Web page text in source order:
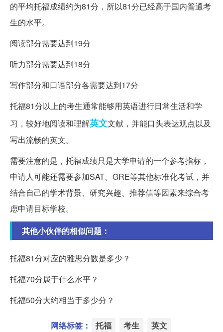
的平均托福成绩约为81分，所以81分已经高于国内普通考
生的水平。
阅读部分需要达到19分
听力部分需要达到18分
写作部分和口语部分各需要达到17分
托福81分以上的考生通常能够用英语进行日常生活和学
习，较好地阅读和理解英文文献，并能口头表达观点以及
写出流畅的英文。
需要注意的是，托福成绩只是大学申请的一个参考指标，
申请人可能还需要参加SAT、GRE等其他标准化考试，并
结合自己的学术背景、研究兴趣、推荐信等因素来综合考
虑申请目标学校。
其他小伙伴的相似问题：
托福81分对应的雅思分数是多少？
托福70分属于什么水平？
托福50分大约相当于多少分？
网络标签： 托福 考生 英文